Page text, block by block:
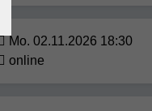
Mo. 02.11.2026 18:30
online